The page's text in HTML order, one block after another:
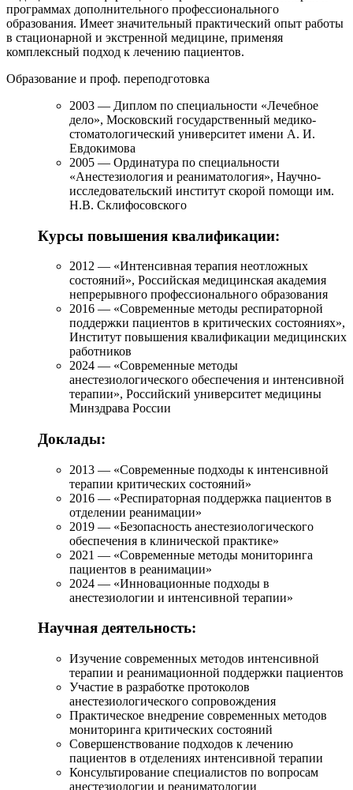
программах дополнительного профессионального
образования. Имеет значительный практический опыт работы
в стационарной и экстренной медицине, применяя
комплексный подход к лечению пациентов.
Образование и проф. переподготовка
2003 — Диплом по специальности «Лечебное
дело», Московский государственный медико-
стоматологический университет имени А. И.
Евдокимова
2005 — Ординатура по специальности
«Анестезиология и реаниматология», Научно-
исследовательский институт скорой помощи им.
Н.В. Склифосовского
Курсы повышения квалификации:
2012 — «Интенсивная терапия неотложных
состояний», Российская медицинская академия
непрерывного профессионального образования
2016 — «Современные методы респираторной
поддержки пациентов в критических состояниях»,
Институт повышения квалификации медицинских
работников
2024 — «Современные методы
анестезиологического обеспечения и интенсивной
терапии», Российский университет медицины
Минздрава России
Доклады:
2013 — «Современные подходы к интенсивной
терапии критических состояний»
2016 — «Респираторная поддержка пациентов в
отделении реанимации»
2019 — «Безопасность анестезиологического
обеспечения в клинической практике»
2021 — «Современные методы мониторинга
пациентов в реанимации»
2024 — «Инновационные подходы в
анестезиологии и интенсивной терапии»
Научная деятельность:
Изучение современных методов интенсивной
терапии и реанимационной поддержки пациентов
Участие в разработке протоколов
анестезиологического сопровождения
Практическое внедрение современных методов
мониторинга критических состояний
Совершенствование подходов к лечению
пациентов в отделениях интенсивной терапии
Консультирование специалистов по вопросам
анестезиологии и реаниматологии